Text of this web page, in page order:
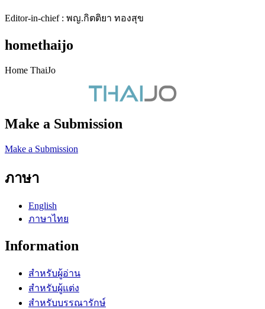
Editor-in-chief : พญ.กิตติยา ทองสุข
homethaijo
Home ThaiJo
Make a Submission
Make a Submission
ภาษา
English
ภาษาไทย
Information
สำหรับผู้อ่าน
สำหรับผู้แต่ง
สำหรับบรรณารักษ์